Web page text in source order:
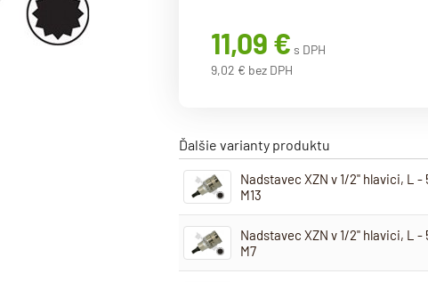
11,09 € s DPH
9,02 € bez DPH
Ďalšie varianty produktu
Nadstavec XZN v 1/2" hlavici, L -
M13
Nadstavec XZN v 1/2" hlavici, L -
M7